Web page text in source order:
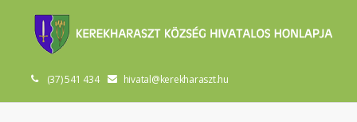
(37) 541 434 hivatal@kerekharaszt.hu